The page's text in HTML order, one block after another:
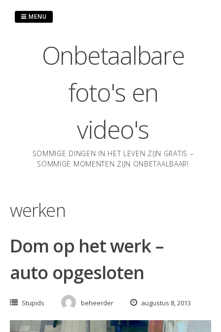
Onbetaalbare
foto's en
video's
SOMMIGE DINGEN IN HET LEVEN ZIJN GRATIS –
SOMMIGE MOMENTEN ZIJN ONBETAALBAAR!
MENU
werken
Dom op het werk –
auto opgesloten
Stupids beheerder augustus 8, 2013